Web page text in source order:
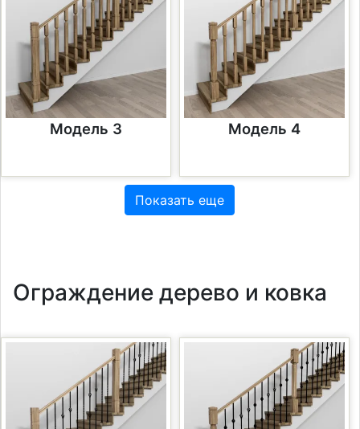
Модель 3 Модель 4
Показать еще
Ограждение дерево и ковка